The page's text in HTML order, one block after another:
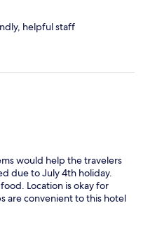
helpful staff
would help the travelers
due to July 4th holiday.
Location is okay for
are convenient to this hotel